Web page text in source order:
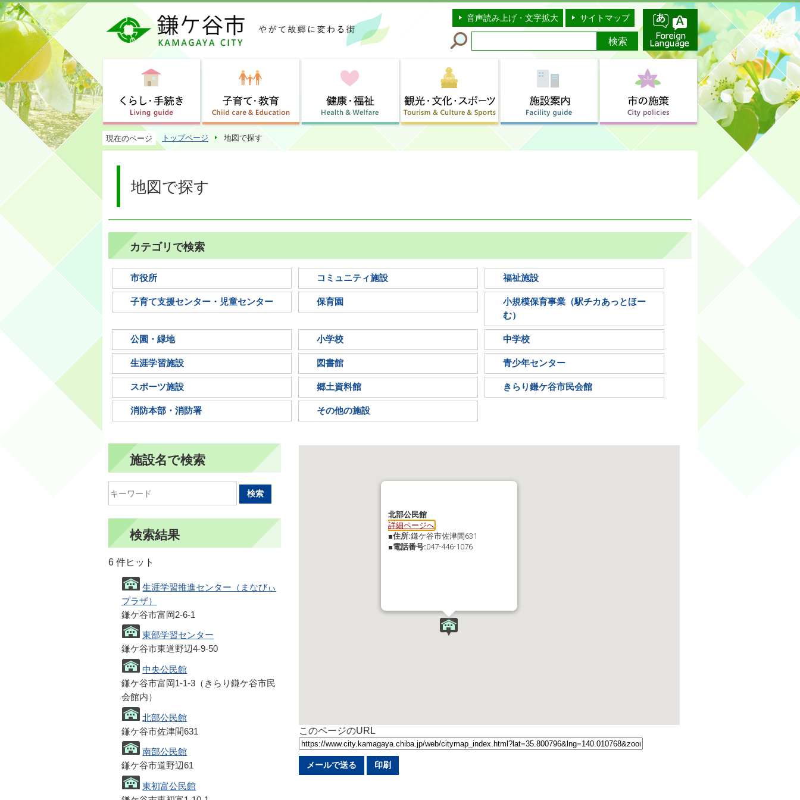
このページの本文へ移動
音声読み上げ・文字拡大 サイトマップ
現在のページ トップページ 地図で探す
地図で探す
カテゴリで検索
市役所 コミュニティ施設 福祉施設
子育て支援センター・児童センター 保育園
小規模保育事業（駅チカあっとほー
む）
公園・緑地 小学校 中学校
生涯学習施設 図書館 青少年センター
スポーツ施設 郷土資料館 きらり鎌ケ谷市民会館
消防本部・消防署 その他の施設
施設名で検索
検索
検索結果
6 件ヒット
生涯学習推進センター（まなびぃ
プラザ）
鎌ケ谷市富岡2-6-1
東部学習センター
鎌ケ谷市東道野辺4-9-50
中央公民館
鎌ケ谷市富岡1-1-3（きらり鎌ケ谷市民
会館内）
北部公民館
鎌ケ谷市佐津間631
南部公民館
鎌ケ谷市道野辺61
東初富公民館
北部公民館
詳細ページへ
■住所:鎌ケ谷市佐津間631
■電話番号:047-446-1076
このページのURL
メールで送る 印刷